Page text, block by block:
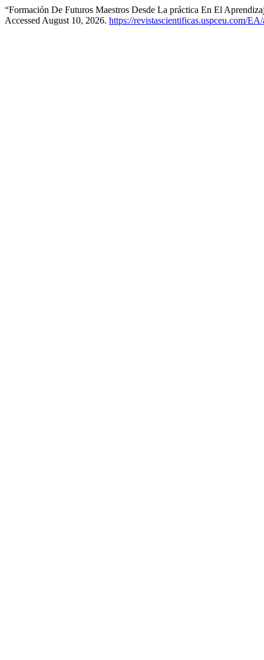
“Formación De Futuros Maestros Desde La práctica En El
Accessed August 10, 2026. https://revistascientificas.uspceu.com/